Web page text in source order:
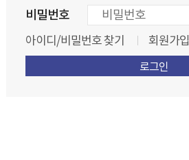
비밀번호
아이디/비밀번호 찾기 회원가입